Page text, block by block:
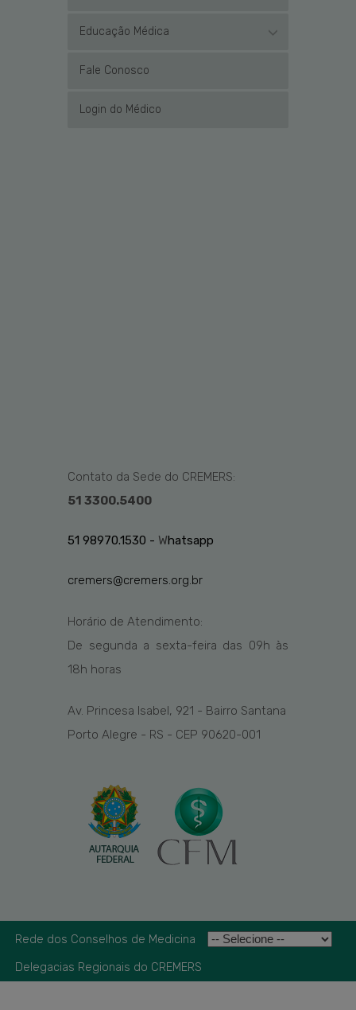
Educação Médica
Fale Conosco
Login do Médico
Contato da Sede do CREMERS:
51 3300.5400
51 98970.1530 - Whatsapp
cremers@cremers.org.br
Horário de Atendimento:
De segunda a sexta-feira das 09h às
18h horas
Av. Princesa Isabel, 921 - Bairro Santana
Porto Alegre - RS - CEP 90620-001
Rede dos Conselhos de Medicina
Delegacias Regionais do CREMERS